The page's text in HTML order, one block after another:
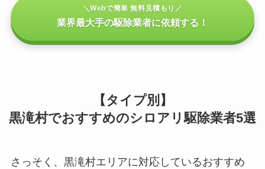
＼Webで簡単 無料見積もり／
業界最大手の駆除業者に依頼する！
【タイプ別】
黒滝村でおすすめのシロアリ駆除業者5選
さっそく、黒滝村エリアに対応しているおすすめ